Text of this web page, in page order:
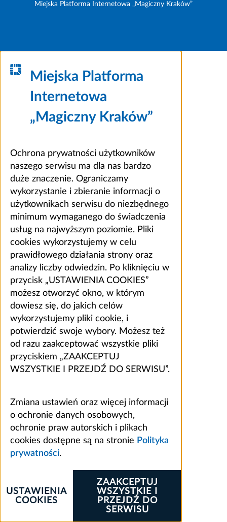
Miejska Platforma Internetowa „Magiczny Kraków”
Miejska Platforma
Internetowa
„Magiczny Kraków”
Ochrona prywatności użytkowników
naszego serwisu ma dla nas bardzo
duże znaczenie. Ograniczamy
wykorzystanie i zbieranie informacji o
użytkownikach serwisu do niezbędnego
minimum wymaganego do świadczenia
usług na najwyższym poziomie. Pliki
cookies wykorzystujemy w celu
prawidłowego działania strony oraz
analizy liczby odwiedzin. Po kliknięciu w
przycisk „USTAWIENIA COOKIES”
możesz otworzyć okno, w którym
dowiesz się, do jakich celów
wykorzystujemy pliki cookie, i
potwierdzić swoje wybory. Możesz też
od razu zaakceptować wszystkie pliki
przyciskiem „ZAAKCEPTUJ
WSZYSTKIE I PRZEJDŹ DO SERWISU”.
Zmiana ustawień oraz więcej informacji
o ochronie danych osobowych,
ochronie praw autorskich i plikach
cookies dostępne są na stronie Polityka
prywatności.
ZAAKCEPTUJ
WSZYSTKIE I
PRZEJDŹ DO
SERWISU
USTAWIENIA
COOKIES